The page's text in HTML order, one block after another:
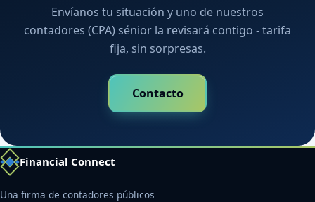
Envíanos tu situación y uno de nuestros
contadores (CPA) sénior la revisará contigo - tarifa
fija, sin sorpresas.
Contacto
Financial Connect
Una firma de contadores públicos